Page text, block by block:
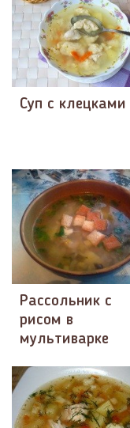
Суп с клецками
Рассольник с
рисом в
мультиварке